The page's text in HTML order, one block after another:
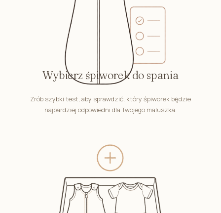
Wybierz śpiworek do spania
Zrób szybki test, aby sprawdzić, który śpiworek będzie
najbardziej odpowiedni dla Twojego maluszka.